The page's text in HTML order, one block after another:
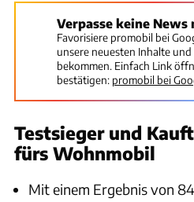
Verpasse keine News
Favorisiere promobil bei
unsere neuesten Inhalte
bekommen. Einfach Link
bestätigen: promobil bei
Testsieger und
fürs Wohnmobil
Mit einem Ergebnis von